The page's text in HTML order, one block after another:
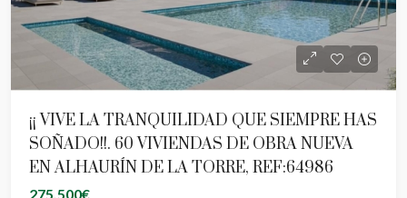
¡¡ VIVE LA TRANQUILIDAD QUE SIEMPRE HAS
SOÑADO!!. 60 VIVIENDAS DE OBRA NUEVA
EN ALHAURÍN DE LA TORRE, REF:64986
275,500€